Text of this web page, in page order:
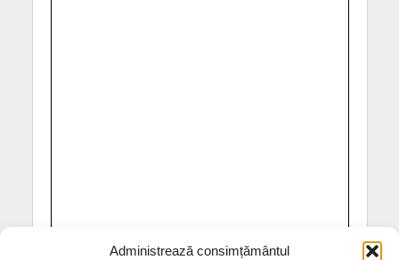
Administrează consimțământul